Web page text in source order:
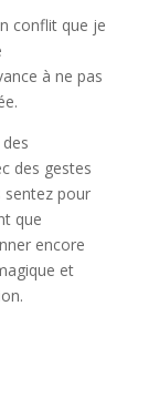
conflit que je
à ne pas
des gestes
sentez pour
que
encore
et